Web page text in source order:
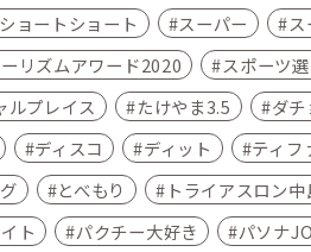
ショートショート スーパー
リズムアワード2020 スポーツ
ルプレイス たけやま3.5 ダ
ディスコ ディット ティフ
とべもり トライアスロン
ト パクチー大好き パソナ